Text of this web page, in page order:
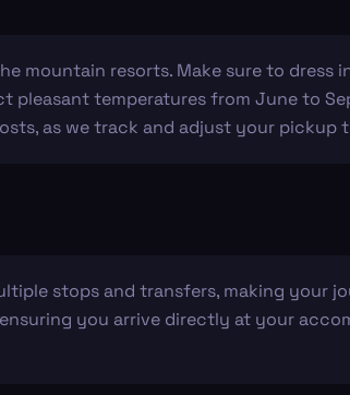
mountain resorts. Make sure to dress
pleasant temperatures from June to
as we track and adjust your pickup
stops and transfers, making your
you arrive directly at your